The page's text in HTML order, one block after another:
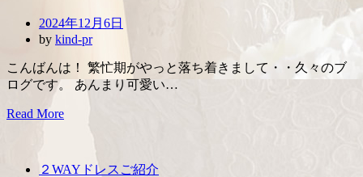
Posted
on
2024年12月6日
by kind-pr
こんばんは！ 繁忙期がやっと落ち着きまして・・久々のブ
ログです。 あんまり可愛い…
Read More
２WAYドレスご紹介